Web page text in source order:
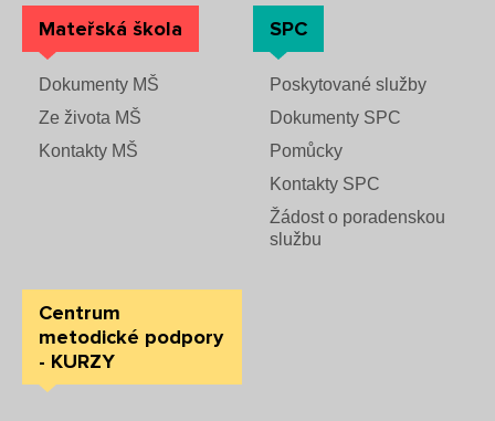
Mateřská škola
Dokumenty MŠ
Ze života MŠ
Kontakty MŠ
SPC
Poskytované služby
Dokumenty SPC
Pomůcky
Kontakty SPC
Žádost o poradenskou
službu
Centrum
metodické podpory
- KURZY